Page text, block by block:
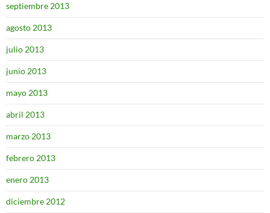
septiembre 2013
agosto 2013
julio 2013
junio 2013
mayo 2013
abril 2013
marzo 2013
febrero 2013
enero 2013
diciembre 2012